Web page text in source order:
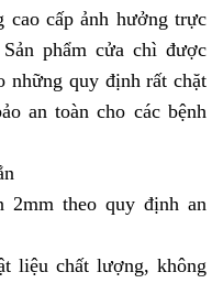
cấp ảnh hưởng trực
phẩm cửa chì được
những quy định rất chặt
an toàn cho các bệnh
theo quy định an
liệu chất lượng, không